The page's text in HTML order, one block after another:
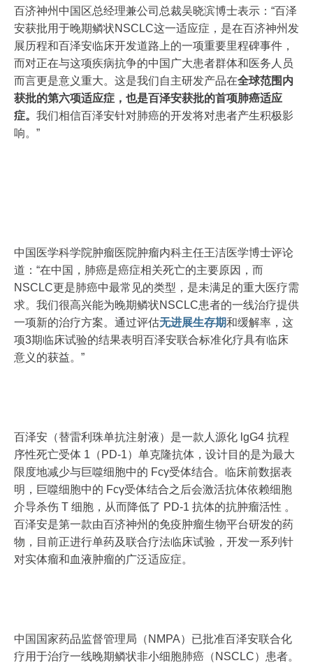
百济神州中国区总经理兼公司总裁吴晓滨博士表示：“百泽
安获批用于晚期鳞状NSCLC这一适应症，是在百济神州发
展历程和百泽安临床开发道路上的一项重要里程碑事件，
而对正在与这项疾病抗争的中国广大患者群体和医务人员
而言更是意义重大。这是我们自主研发产品在全球范围内
获批的第六项适应症，也是百泽安获批的首项肺癌适应
症。 我们相信百泽安针对肺癌的开发将对患者产生积极影
响。”
中国医学科学院肿瘤医院肿瘤内科主任王洁医学博士评论
道：“在中国，肺癌是癌症相关死亡的主要原因，而
NSCLC更是肺癌中最常见的类型，是未满足的重大医疗需
求。我们很高兴能为晚期鳞状NSCLC患者的一线治疗提供
一项新的治疗方案。通过评估无进展生存期和缓解率，这
项3期临床试验的结果表明百泽安联合标准化疗具有临床
意义的获益。”
百泽安（替雷利珠单抗注射液）是一款人源化 lgG4 抗程
序性死亡受体 1（PD-1）单克隆抗体，设计目的是为最大
限度地减少与巨噬细胞中的 Fcγ受体结合。临床前数据表
明，巨噬细胞中的 Fcγ受体结合之后会激活抗体依赖细胞
介导杀伤 T 细胞，从而降低了 PD-1 抗体的抗肿瘤活性 。
百泽安是第一款由百济神州的免疫肿瘤生物平台研发的药
物，目前正进行单药及联合疗法临床试验，开发一系列针
对实体瘤和血液肿瘤的广泛适应症。
中国国家药品监督管理局（NMPA）已批准百泽安联合化
疗用于治疗一线晚期鳞状非小细胞肺癌（NSCLC）患者。